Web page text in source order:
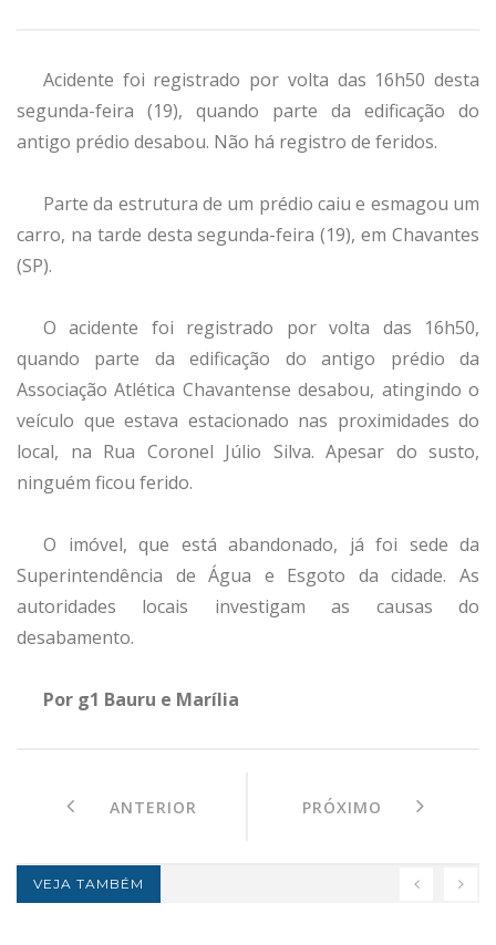
Acidente foi registrado por volta das 16h50 desta
segunda-feira (19), quando parte da edificação do
antigo prédio desabou. Não há registro de feridos.
Parte da estrutura de um prédio caiu e esmagou um
carro, na tarde desta segunda-feira (19), em Chavantes
(SP).
O acidente foi registrado por volta das 16h50,
quando parte da edificação do antigo prédio da
Associação Atlética Chavantense desabou, atingindo o
veículo que estava estacionado nas proximidades do
local, na Rua Coronel Júlio Silva. Apesar do susto,
ninguém ficou ferido.
O imóvel, que está abandonado, já foi sede da
Superintendência de Água e Esgoto da cidade. As
autoridades locais investigam as causas do
desabamento.
Por g1 Bauru e Marília
ANTERIOR PRÓXIMO
VEJA TAMBÉM